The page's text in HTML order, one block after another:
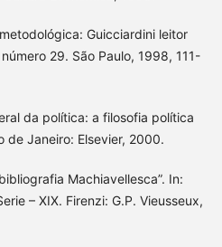
Guicciardini leitor
29. São Paulo, 1998, 111-
da política: a filosofia política
de Janeiro: Elsevier, 2000.
Machiavellesca”. In:
– XIX. Firenzi: G.P. Vieusseux,